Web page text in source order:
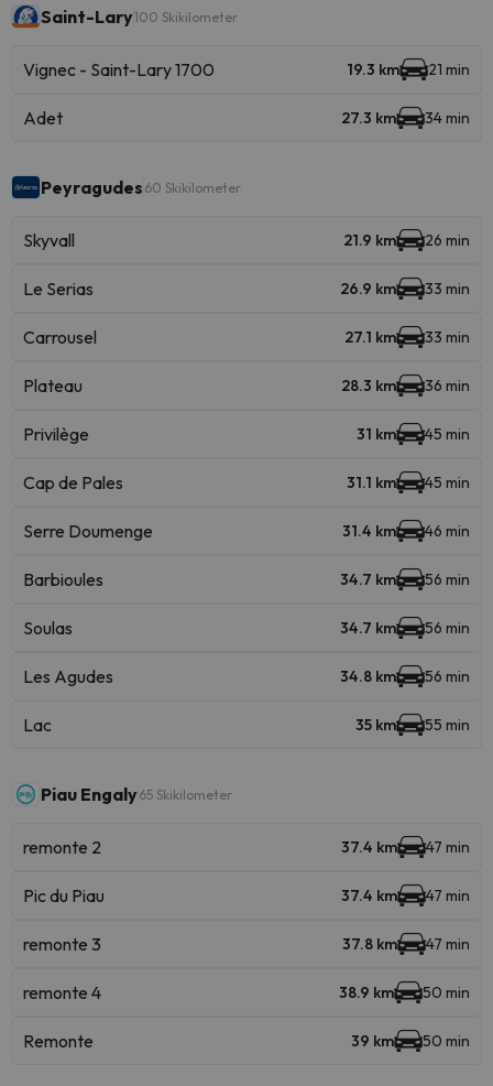
Saint-Lary100 Skikilometer
Vignec - Saint-Lary 1700 19.3 km 21 min
Adet 27.3 km 34 min
Peyragudes 60 Skikilometer
Skyvall 21.9 km 26 min
Le Serias 26.9 km 33 min
Carrousel 27.1 km 33 min
Plateau 28.3 km 36 min
Privilège 31 km 45 min
Cap de Pales 31.1 km 45 min
Serre Doumenge 31.4 km 46 min
Barbioules 34.7 km 56 min
Soulas 34.7 km 56 min
Les Agudes 34.8 km 56 min
Lac 35 km 55 min
Piau Engaly65 Skikilometer
remonte 2 37.4 km 47 min
Pic du Piau 37.4 km 47 min
remonte 3 37.8 km 47 min
remonte 4 38.9 km 50 min
Remonte 39 km 50 min